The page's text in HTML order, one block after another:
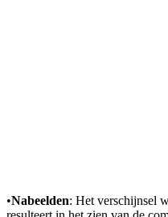
•Nabeelden: Het verschijnsel